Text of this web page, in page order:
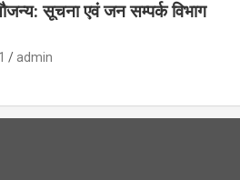
सूचना एवं जन सम्पर्क विभाग
admin